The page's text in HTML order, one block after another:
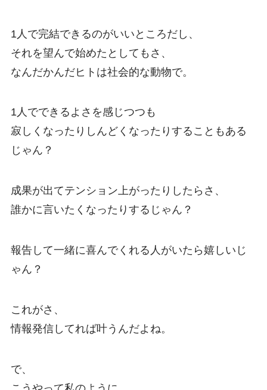
1人で完結できるのがいいところだし、
それを望んで始めたとしてもさ、
なんだかんだヒトは社会的な動物で。
1人でできるよさを感じつつも
寂しくなったりしんどくなったりすることもある
じゃん？
成果が出てテンション上がったりしたらさ、
誰かに言いたくなったりするじゃん？
報告して一緒に喜んでくれる人がいたら嬉しいじ
ゃん？
これがさ、
情報発信してれば叶うんだよね。
で、